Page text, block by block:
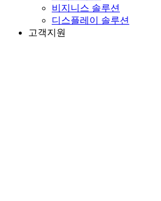
비지니스 솔루션
디스플레이 솔루션
고객지원